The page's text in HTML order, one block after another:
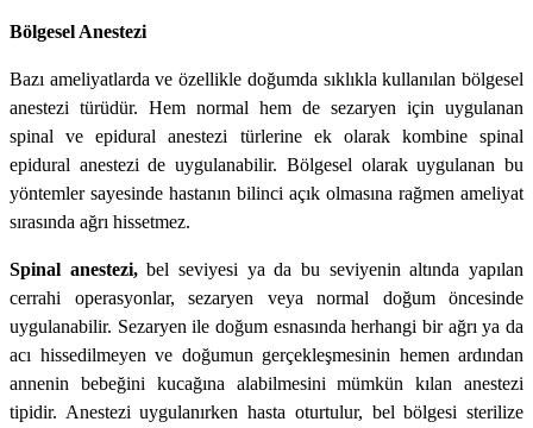
Bölgesel Anestezi
Bazı ameliyatlarda ve özellikle doğumda sıklıkla kullanılan bölgesel
anestezi türüdür. Hem normal hem de sezaryen için uygulanan
spinal ve epidural anestezi türlerine ek olarak kombine spinal
epidural anestezi de uygulanabilir. Bölgesel olarak uygulanan bu
yöntemler sayesinde hastanın bilinci açık olmasına rağmen ameliyat
sırasında ağrı hissetmez.
Spinal anestezi,bel seviyesi ya da bu seviyenin altında yapılan
cerrahi operasyonlar, sezaryen veya normal doğum öncesinde
uygulanabilir. Sezaryen ile doğum esnasında herhangi bir ağrı ya da
acı hissedilmeyen ve doğumun gerçekleşmesinin hemen ardından
annenin bebeğini kucağına alabilmesini mümkün kılan anestezi
tipidir. Anestezi uygulanırken hasta oturtulur, bel bölgesi sterilize